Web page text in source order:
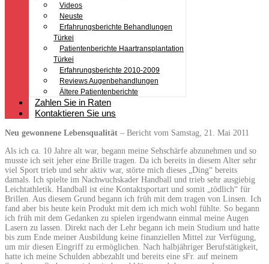
Videos
Neuste
Erfahrungsberichte Behandlungen
Türkei
Patientenberichte Haartransplantation
Türkei
Erfahrungsberichte 2010-2009
Reviews Augenbehandlungen
Ältere Patientenberichte
Zahlen Sie in Raten
Kontaktieren Sie uns
Neu gewonnene Lebensqualität – Bericht vom Samstag, 21. Mai 2011
Als ich ca. 10 Jahre alt war, begann meine Sehschärfe abzunehmen und so
musste ich seit jeher eine Brille tragen. Da ich bereits in diesem Alter sehr
viel Sport trieb und sehr aktiv war, störte mich dieses „Ding“ bereits
damals. Ich spielte im Nachwuchskader Handball und trieb sehr ausgiebig
Leichtathletik. Handball ist eine Kontaktsportart und somit „tödlich“ für
Brillen. Aus diesem Grund begann ich früh mit dem tragen von Linsen. Ich
fand aber bis heute kein Produkt mit dem ich mich wohl fühlte. So begann
ich früh mit dem Gedanken zu spielen irgendwann einmal meine Augen
Lasern zu lassen. Direkt nach der Lehr begann ich mein Studium und hatte
bis zum Ende meiner Ausbildung keine finanziellen Mittel zur Verfügung,
um mir diesen Eingriff zu ermöglichen. Nach halbjähriger Berufstätigkeit,
hatte ich meine Schulden abbezahlt und bereits eine sFr. auf meinem